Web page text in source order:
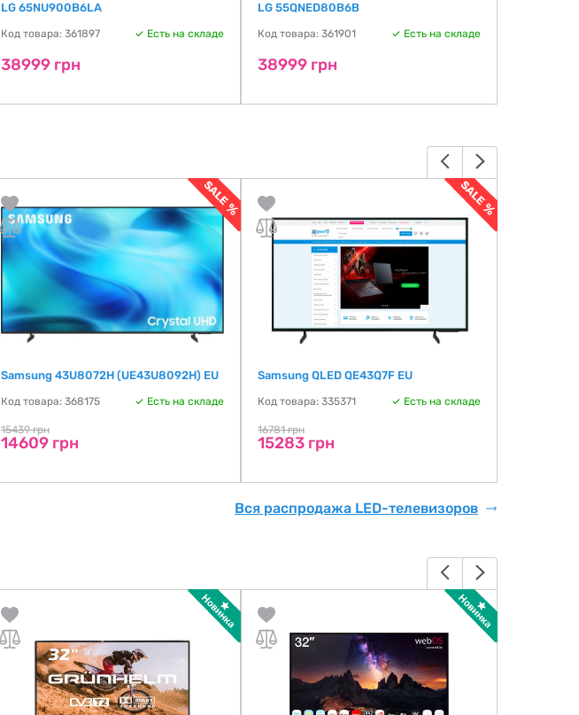
LG 65NU900B6LA
Код товара: 361897 Есть на складе
38999 грн
LG 55QNED80B6B
Код товара: 361901 Есть на складе
38999 грн
Samsung 43U8072H (UE43U8092H) EU
Код товара: 368175 Есть на складе
15439 грн
14609 грн
Samsung QLED QE43Q7F EU
Код товара: 335371 Есть на складе
16781 грн
15283 грн
Вся распродажа LED-телевизоров